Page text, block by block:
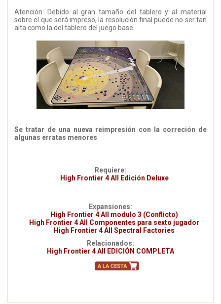
Atención: Debido al gran tamaño del tablero y al material
sobre el que será impreso, la resolución final puede no ser tan
alta como la del tablero del juego base.
Se tratar de una nueva reimpresión con la correción de
algunas erratas menores
Requiere:
High Frontier 4 All Edición Deluxe
Expansiones:
High Frontier 4 All modulo 3 (Conflicto)
High Frontier 4 All Componentes para sexto jugador
High Frontier 4 All Spectral Factories
Relacionados:
High Frontier 4 All EDICIÓN COMPLETA